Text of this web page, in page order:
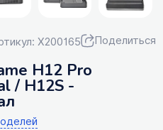
X200165 Поделиться
H12 Pro
/ H12S -